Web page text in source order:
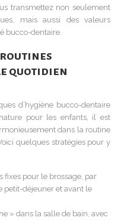
transmettez non seulement
mais aussi des valeurs
bucco-dentaire.
quotidien
d’hygiène bucco-dentaire
pour les enfants, il est
dans la routine
quelques stratégies pour y
fixes pour le brossage, par
petit-déjeuner et avant le
» dans la salle de bain, avec